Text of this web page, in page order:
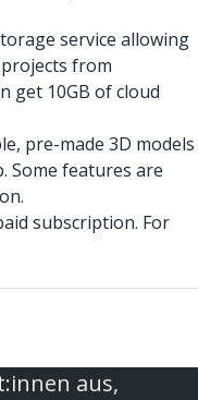
service allowing
from
get 10GB of cloud
pre-made 3D models
Some features are
subscription. For
aus,